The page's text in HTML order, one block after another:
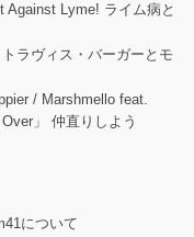
Against Lyme! ライム病と
ラヴィス・バーガーとモ
/ Marshmello feat.
」 仲直りしよう
について